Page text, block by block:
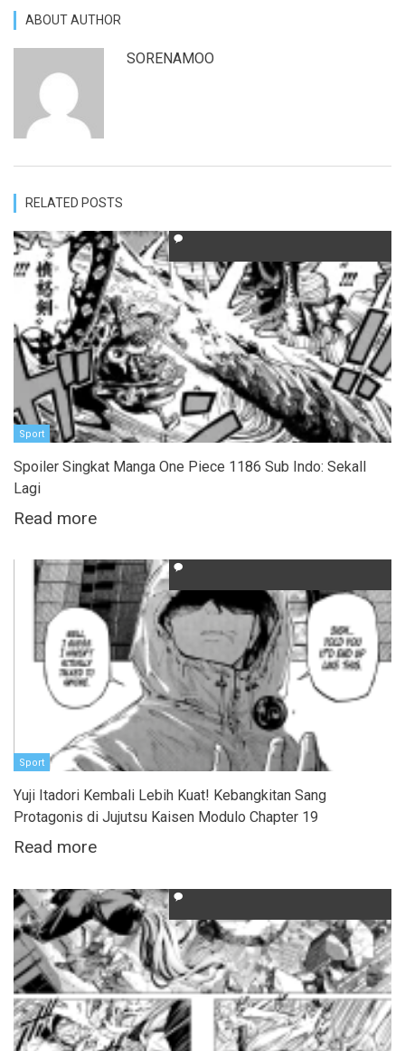
ABOUT AUTHOR
SORENAMOO
RELATED POSTS
Sport
Spoiler Singkat Manga One Piece 1186 Sub Indo: SekalI
Lagi
Read more
Sport
Yuji Itadori Kembali Lebih Kuat! Kebangkitan Sang
Protagonis di Jujutsu Kaisen Modulo Chapter 19
Read more